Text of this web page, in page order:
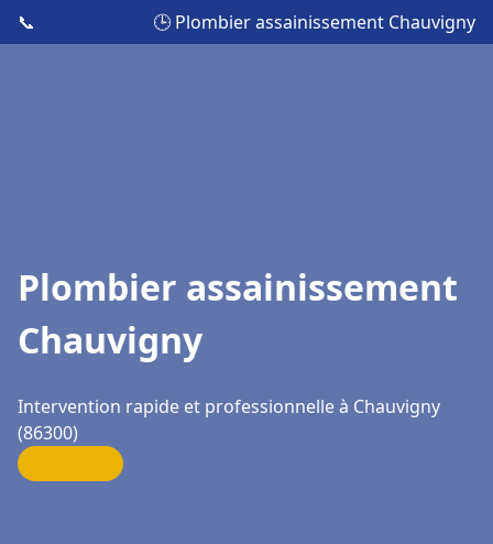
📞 🕒 Plombier assainissement Chauvigny
Plombier assainissement
Chauvigny
Intervention rapide et professionnelle à Chauvigny
(86300)